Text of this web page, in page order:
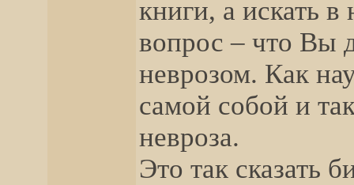
книги, а искать
вопрос – что Вы
неврозом. Как
самой собой и
невроза.
Это так сказать